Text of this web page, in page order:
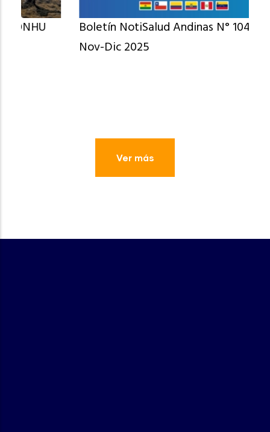
Boletín NotiSalud Andinas N° 104 Oct-
Nov-Dic 2025
Ver más